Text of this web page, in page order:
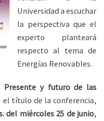
Universidad a escuchar
la perspectiva que el
experto planteará
respecto al tema de
Energías Renovables.
Presente y futuro de las
el título de la conferencia,
del miércoles 25 de junio,